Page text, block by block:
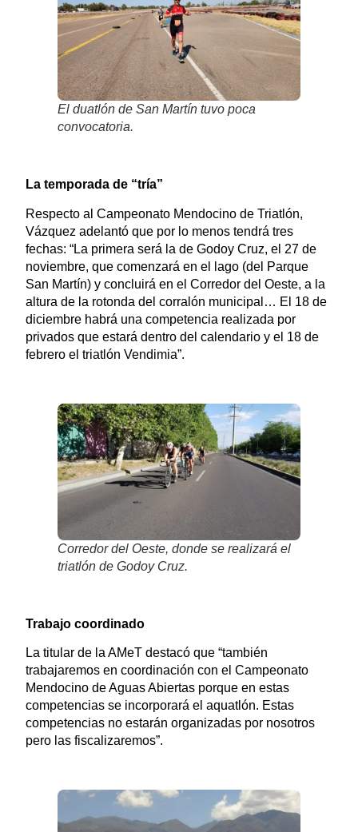
El duatlón de San Martín tuvo poca
convocatoria.
La temporada de “tría”
Respecto al Campeonato Mendocino de Triatlón,
Vázquez adelantó que por lo menos tendrá tres
fechas: “La primera será la de Godoy Cruz, el 27 de
noviembre, que comenzará en el lago (del Parque
San Martín) y concluirá en el Corredor del Oeste, a la
altura de la rotonda del corralón municipal… El 18 de
diciembre habrá una competencia realizada por
privados que estará dentro del calendario y el 18 de
febrero el triatlón Vendimia”.
Corredor del Oeste, donde se realizará el
triatlón de Godoy Cruz.
Trabajo coordinado
La titular de la AMeT destacó que “también
trabajaremos en coordinación con el Campeonato
Mendocino de Aguas Abiertas porque en estas
competencias se incorporará el aquatlón. Estas
competencias no estarán organizadas por nosotros
pero las fiscalizaremos”.